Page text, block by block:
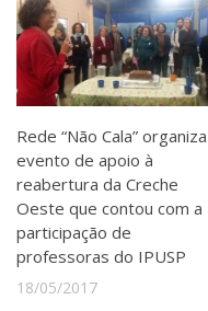
Rede “Não Cala” organiza
evento de apoio à
reabertura da Creche
Oeste que contou com a
participação de
professoras do IPUSP
18/05/2017